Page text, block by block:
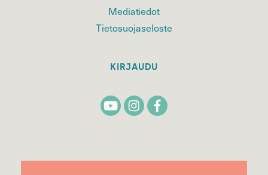
Mediatiedot
Tietosuojaseloste
KIRJAUDU